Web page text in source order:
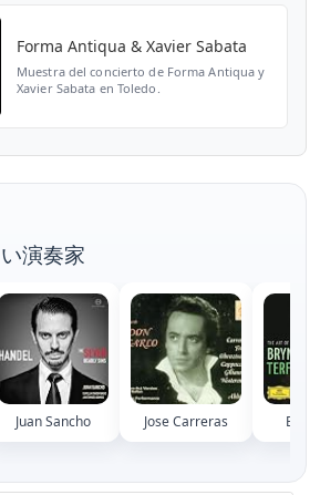
Forma Antiqua & Xavier Sabata
Muestra del concierto de Forma Antiqua y
Xavier Sabata en Toledo.
演奏家
Juan Sancho Jose Carreras Bryn